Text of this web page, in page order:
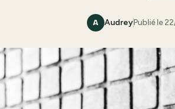
A AudreyPublié le